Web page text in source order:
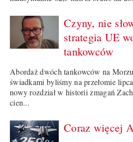
Czyny, nie
strategia UE
tankowców
Abordaż dwóch tankowców na
świadkami byliśmy na przełomie
nowy rozdział w historii zmagań
cien...
Coraz więcej